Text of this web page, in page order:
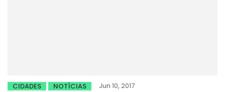
CIDADES NOTÍCIAS Jun 10, 2017